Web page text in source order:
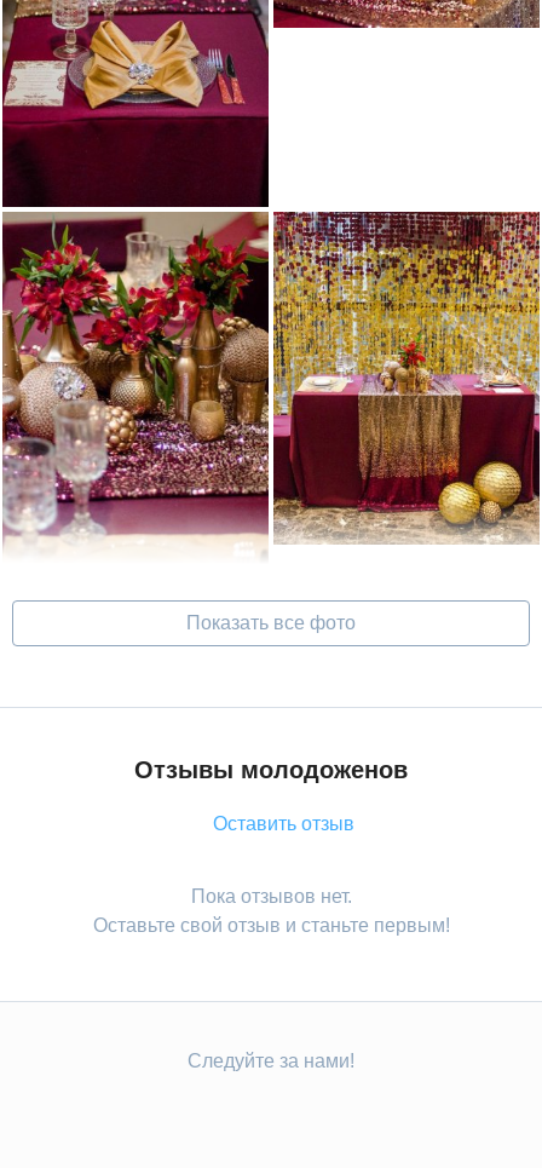
Показать все фото
Отзывы молодоженов
Оставить отзыв
Пока отзывов нет.
Оставьте свой отзыв и станьте первым!
Следуйте за нами!